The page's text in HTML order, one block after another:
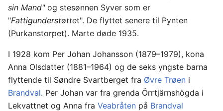
sin Mand"og stesønnen Syver som er
"Fattigunderstøttet". De flyttet senere til Pynten
(Purkanstorpet). Marte døde 1935.
I 1928 kom Per Johan Johansson (1879–1979), kona
Anna Olsdatter (1881–1964) og de seks yngste barna
flyttende til Søndre Svartberget fra Øvre Trøen i
Brandval. Per Johan var fra grenda Örrtjärnshögda i
Lekvattnet og Anna fra Veabråten på Brandval